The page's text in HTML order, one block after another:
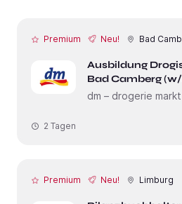
Premium Neu! Bad
Ausbildung
Bad Camberg
dm – drogerie
2 Tagen
Premium Neu! Limburg